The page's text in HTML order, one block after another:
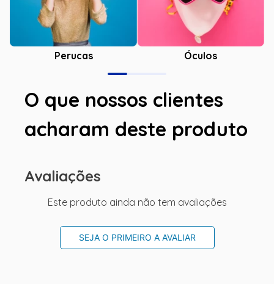
Perucas Óculos
O que nossos clientes
acharam deste produto
Avaliações
Este produto ainda não tem avaliações
SEJA O PRIMEIRO A AVALIAR